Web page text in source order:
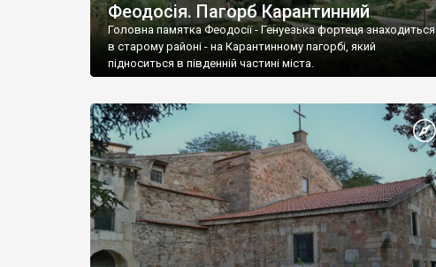
Феодосія. Пагорб Карантинний
Головна памятка Феодосії - Генуезька фортеця знаходиться
в старому районі - на Карантинному пагорбі, який
підноситься в південній частині міста.